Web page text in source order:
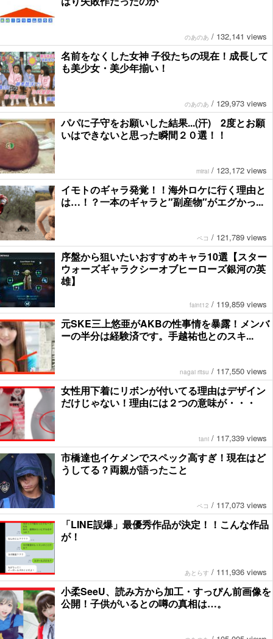
のあのあ / 132,141 views
名前をなくした女神 子役たちの現在！成長して
も美少女・美少年揃い！
のあのあ / 129,973 views
パパに子守をお願いした結果...(汗) 2度とお願
いはできないと思った瞬間２０選！！
mirai / 123,172 views
イモトのギャラ発覚！！海外ロケに行く理由と
は…！？一本のギャラと″副産物″がエグかっ...
ペコ / 121,789 views
序盤から狙いたいおすすめキャラ10選【スター
ウォーズギャラクシーオブヒーローズ銀河の英
雄】
faint12 / 119,859 views
元SKE三上悠亜がAKBの性事情を暴露！メンバ
ーの半分は経験済です。手越祐也とのスキ...
nagai ritsu / 117,550 views
女性用下着にリボンが付いてる理由はデザイン
だけじゃない！理由には２つの意味が・・・
tani / 117,339 views
市橋達也イケメンでスペック高すぎ！現在はど
うしてる？両親が語ったこと
ペコ / 117,073 views
「LINE誤爆」最優秀作品が決定！！こんな作品
が！
あとらす / 111,936 views
小柔SeeU、読み方から加工・すっぴん前画像を
公開！子供がいるとの噂の真相は…。